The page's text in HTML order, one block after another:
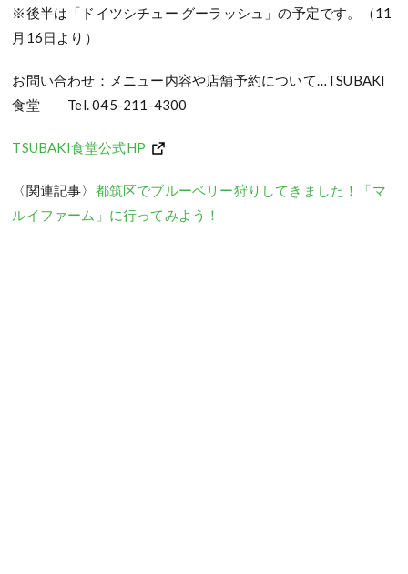
※後半は「ドイツシチュー グーラッシュ」の予定です。（11
月16日より）
お問い合わせ：メニュー内容や店舗予約について…TSUBAKI
食堂 Tel. 045-211-4300
TSUBAKI食堂公式HP
〈関連記事〉 都筑区でブルーベリー狩りしてきました！「マ
ルイファーム」に行ってみよう！